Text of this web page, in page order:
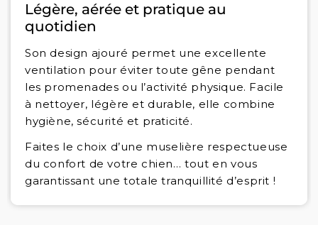
Légère, aérée et pratique au
quotidien
Son design ajouré permet une excellente
ventilation pour éviter toute gêne pendant
les promenades ou l’activité physique. Facile
à nettoyer, légère et durable, elle combine
hygiène, sécurité et praticité.
Faites le choix d’une muselière respectueuse
du confort de votre chien… tout en vous
garantissant une totale tranquillité d’esprit !